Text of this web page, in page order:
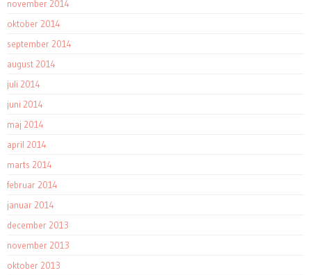
november 2014
oktober 2014
september 2014
august 2014
juli 2014
juni 2014
maj 2014
april 2014
marts 2014
februar 2014
januar 2014
december 2013
november 2013
oktober 2013